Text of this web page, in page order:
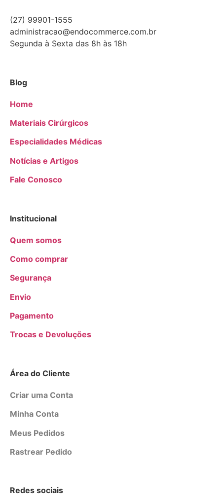
(27) 99901-1555
administracao@endocommerce.com.br
Segunda à Sexta das 8h às 18h
Blog
Home
Materiais Cirúrgicos
Especialidades Médicas
Notícias e Artigos
Fale Conosco
Institucional
Quem somos
Como comprar
Segurança
Envio
Pagamento
Trocas e Devoluções
Área do Cliente
Criar uma Conta
Minha Conta
Meus Pedidos
Rastrear Pedido
Redes sociais